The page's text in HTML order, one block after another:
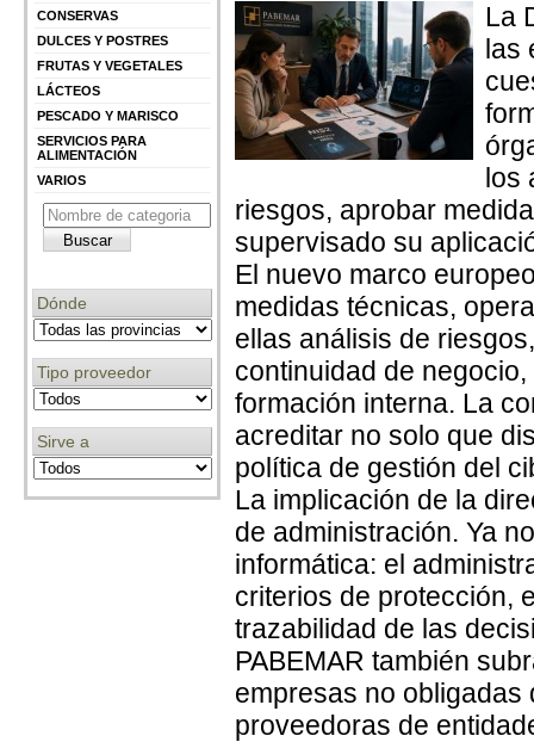
CONSERVAS
DULCES Y POSTRES
FRUTAS Y VEGETALES
LÁCTEOS
PESCADO Y MARISCO
SERVICIOS PARA
ALIMENTACIÓN
VARIOS
Dónde
Tipo proveedor
Sirve a
La
las
los
riesgos, aprobar
supervisado su
El nuevo marco
medidas técnicas,
ellas análisis de
continuidad de
formación interna. La
acreditar no solo que
política de gestión del
La implicación de la
de administración. Ya
informática: el
criterios de protección,
trazabilidad de las
PABEMAR también
empresas no
proveedoras de